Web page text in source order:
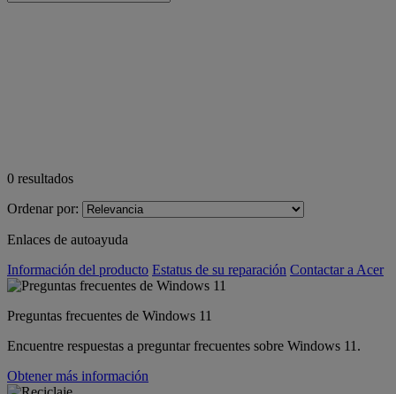
0 resultados
Ordenar por:
Enlaces de autoayuda
Información del producto Estatus de su reparación Contactar a Acer
Preguntas frecuentes de Windows 11
Encuentre respuestas a preguntar frecuentes sobre Windows 11.
Obtener más información